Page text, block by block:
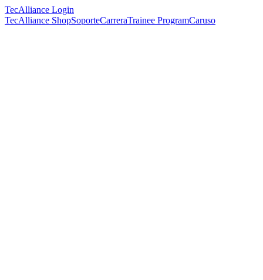
TecAlliance Login
TecAlliance ShopSoporteCarreraTrainee ProgramCaruso